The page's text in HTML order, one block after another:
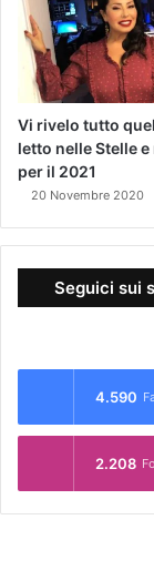
Vi rivelo tutto
letto nelle Stelle e
per il 2021
20 Novembre 2020
Seguici sui
4.590
2.208